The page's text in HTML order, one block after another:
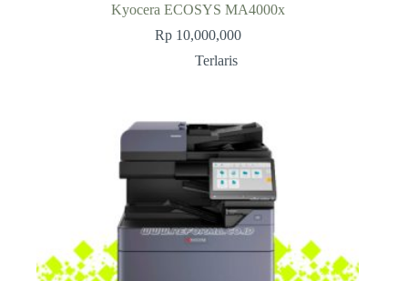
Kyocera ECOSYS MA4000x
Rp10,000,000
Terlaris